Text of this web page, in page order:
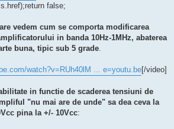
false;
vedem cum se comporta modificarea
in banda 10Hz-1MHz, abaterea
buna, tipic sub 5 grade.
watch?v=RUh40lM ... e=youtu.be[/video]
in functie de scaderea tensiuni de
"nu mai are de unde" sa dea ceva la
pina la +/- 10Vcc: